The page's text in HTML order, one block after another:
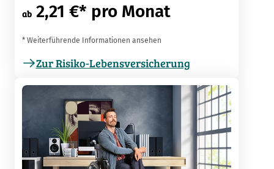
ab 2,21 €* pro Monat
* Weiterführende Informationen ansehen
Zur Risiko-Lebensversicherung